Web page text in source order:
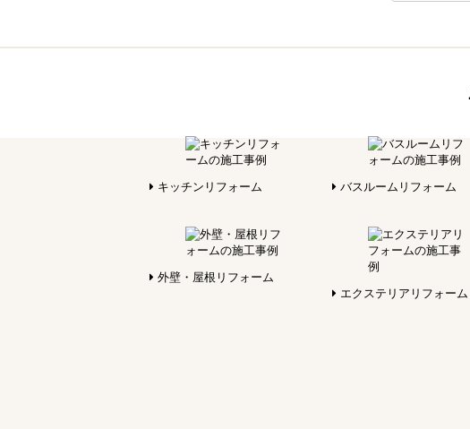
キッチンリフォーム バスルームリフォーム
外壁・屋根リフォーム
エクステリアリフォーム